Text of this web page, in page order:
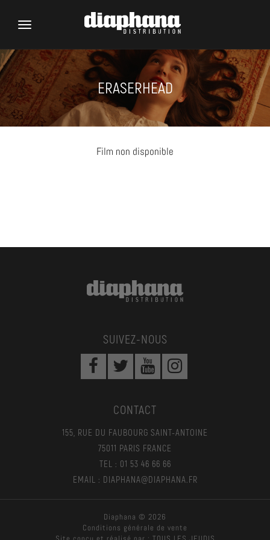
Toggle
ERASERHEAD
Film non disponible
SUIVEZ-NOUS
CONTACT
155, RUE DU FAUBOURG SAINT-ANTOINE
75011 PARIS FRANCE
TEL : 01 53 46 66 66
EMAIL : DIAPHANA@DIAPHANA.FR
Diaphana © 2026
Conditions générale de vente